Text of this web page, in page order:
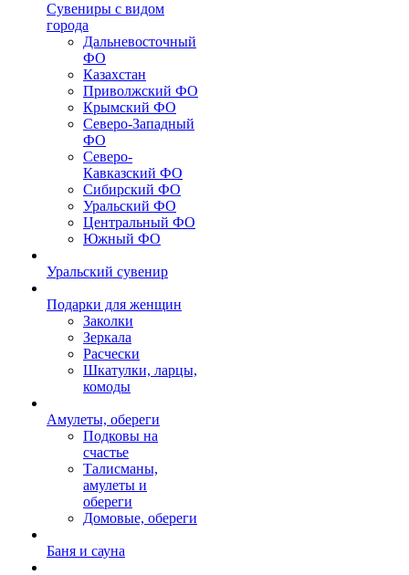
Сувениры с видом
города
Дальневосточный
ФО
Казахстан
Приволжский ФО
Крымский ФО
Северо-Западный
ФО
Северо-
Кавказский ФО
Сибирский ФО
Уральский ФО
Центральный ФО
Южный ФО
Уральский сувенир
Подарки для женщин
Заколки
Зеркала
Расчески
Шкатулки, ларцы,
комоды
Амулеты, обереги
Подковы на
счастье
Талисманы,
амулеты и
обереги
Домовые, обереги
Баня и сауна